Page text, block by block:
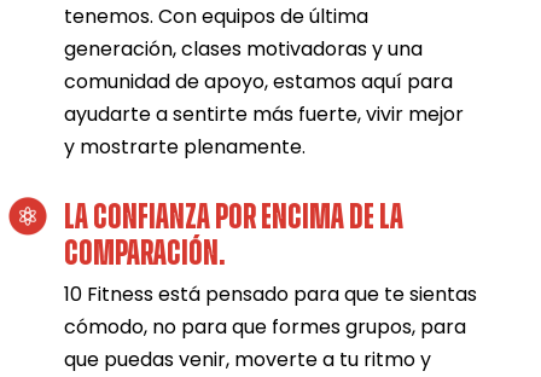
tenemos. Con equipos de última
generación, clases motivadoras y una
comunidad de apoyo, estamos aquí para
ayudarte a sentirte más fuerte, vivir mejor
y mostrarte plenamente.
LA CONFIANZA POR ENCIMA DE LA
COMPARACIÓN.
10 Fitness está pensado para que te sientas
cómodo, no para que formes grupos, para
que puedas venir, moverte a tu ritmo y